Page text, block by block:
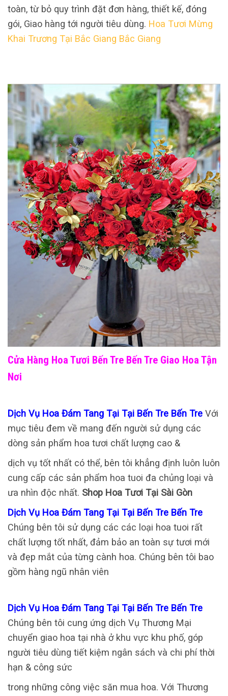
toàn, từ bỏ quy trình đặt đơn hàng, thiết kế, đóng
gói, Giao hàng tới người tiêu dùng. Hoa Tươi Mừng
Khai Trương Tại Bắc Giang Bắc Giang
Cửa Hàng Hoa Tươi Bến Tre Bến Tre Giao Hoa Tận
Nơi
Dịch Vụ Hoa Đám Tang Tại Tại Bến Tre Bến Tre Với
mục tiêu đem về mang đến người sử dụng các
dòng sản phẩm hoa tươi chất lượng cao &
dịch vụ tốt nhất có thể, bên tôi khẳng định luôn luôn
cung cấp các sản phẩm hoa tuoi đa chủng loại và
ưa nhìn độc nhất. Shop Hoa Tươi Tại Sài Gòn
Dịch Vụ Hoa Đám Tang Tại Tại Bến Tre Bến Tre
Chúng bên tôi sử dụng các các loại hoa tuoi rất
chất lượng tốt nhất, đảm bảo an toàn sự tươi mới
và đẹp mắt của từng cành hoa. Chúng bên tôi bao
gồm hàng ngũ nhân viên
Dịch Vụ Hoa Đám Tang Tại Tại Bến Tre Bến Tre
Chúng bên tôi cung ứng dịch Vụ Thương Mại
chuyển giao hoa tại nhà ở khu vực khu phố, góp
người tiêu dùng tiết kiệm ngân sách và chi phí thời
hạn & công sức
trong những công việc săn mua hoa. Với Thương